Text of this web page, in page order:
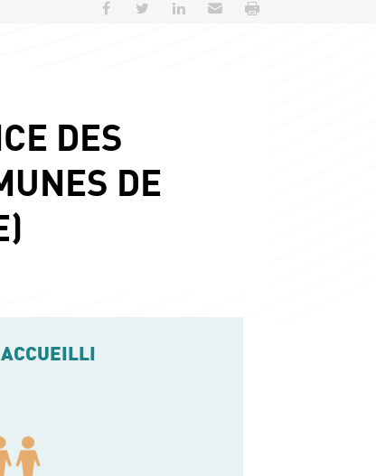
Partager sur Facebook
Partager sur Twitter
Partager sur LinkedIn
Envoyer par e-mail
DES
DE